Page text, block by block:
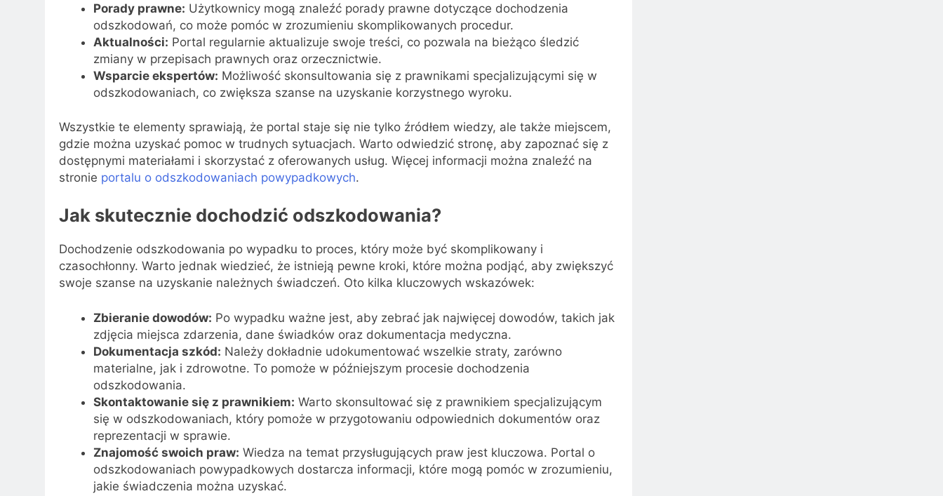
Porady prawne: Użytkownicy mogą znaleźć porady prawne dotyczące dochodzenia
odszkodowań, co może pomóc w zrozumieniu skomplikowanych procedur.
Aktualności: Portal regularnie aktualizuje swoje treści, co pozwala na bieżąco śledzić
zmiany w przepisach prawnych oraz orzecznictwie.
Wsparcie ekspertów: Możliwość skonsultowania się z prawnikami specjalizującymi się w
odszkodowaniach, co zwiększa szanse na uzyskanie korzystnego wyroku.
Wszystkie te elementy sprawiają, że portal staje się nie tylko źródłem wiedzy, ale także miejscem,
gdzie można uzyskać pomoc w trudnych sytuacjach. Warto odwiedzić stronę, aby zapoznać się z
dostępnymi materiałami i skorzystać z oferowanych usług. Więcej informacji można znaleźć na
stronie portalu o odszkodowaniach powypadkowych.
Jak skutecznie dochodzić odszkodowania?
Dochodzenie odszkodowania po wypadku to proces, który może być skomplikowany i
czasochłonny. Warto jednak wiedzieć, że istnieją pewne kroki, które można podjąć, aby zwiększyć
swoje szanse na uzyskanie należnych świadczeń. Oto kilka kluczowych wskazówek:
Zbieranie dowodów: Po wypadku ważne jest, aby zebrać jak najwięcej dowodów, takich jak
zdjęcia miejsca zdarzenia, dane świadków oraz dokumentacja medyczna.
Dokumentacja szkód: Należy dokładnie udokumentować wszelkie straty, zarówno
materialne, jak i zdrowotne. To pomoże w późniejszym procesie dochodzenia
odszkodowania.
Skontaktowanie się z prawnikiem: Warto skonsultować się z prawnikiem specjalizującym
się w odszkodowaniach, który pomoże w przygotowaniu odpowiednich dokumentów oraz
reprezentacji w sprawie.
Znajomość swoich praw: Wiedza na temat przysługujących praw jest kluczowa. Portal o
odszkodowaniach powypadkowych dostarcza informacji, które mogą pomóc w zrozumieniu,
jakie świadczenia można uzyskać.